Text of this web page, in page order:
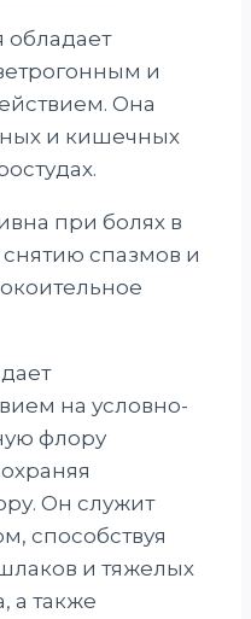
и
Она
и кишечных
при болях в
снятию спазмов и
на условно-
флору
Он служит
способствуя
и тяжелых
а также